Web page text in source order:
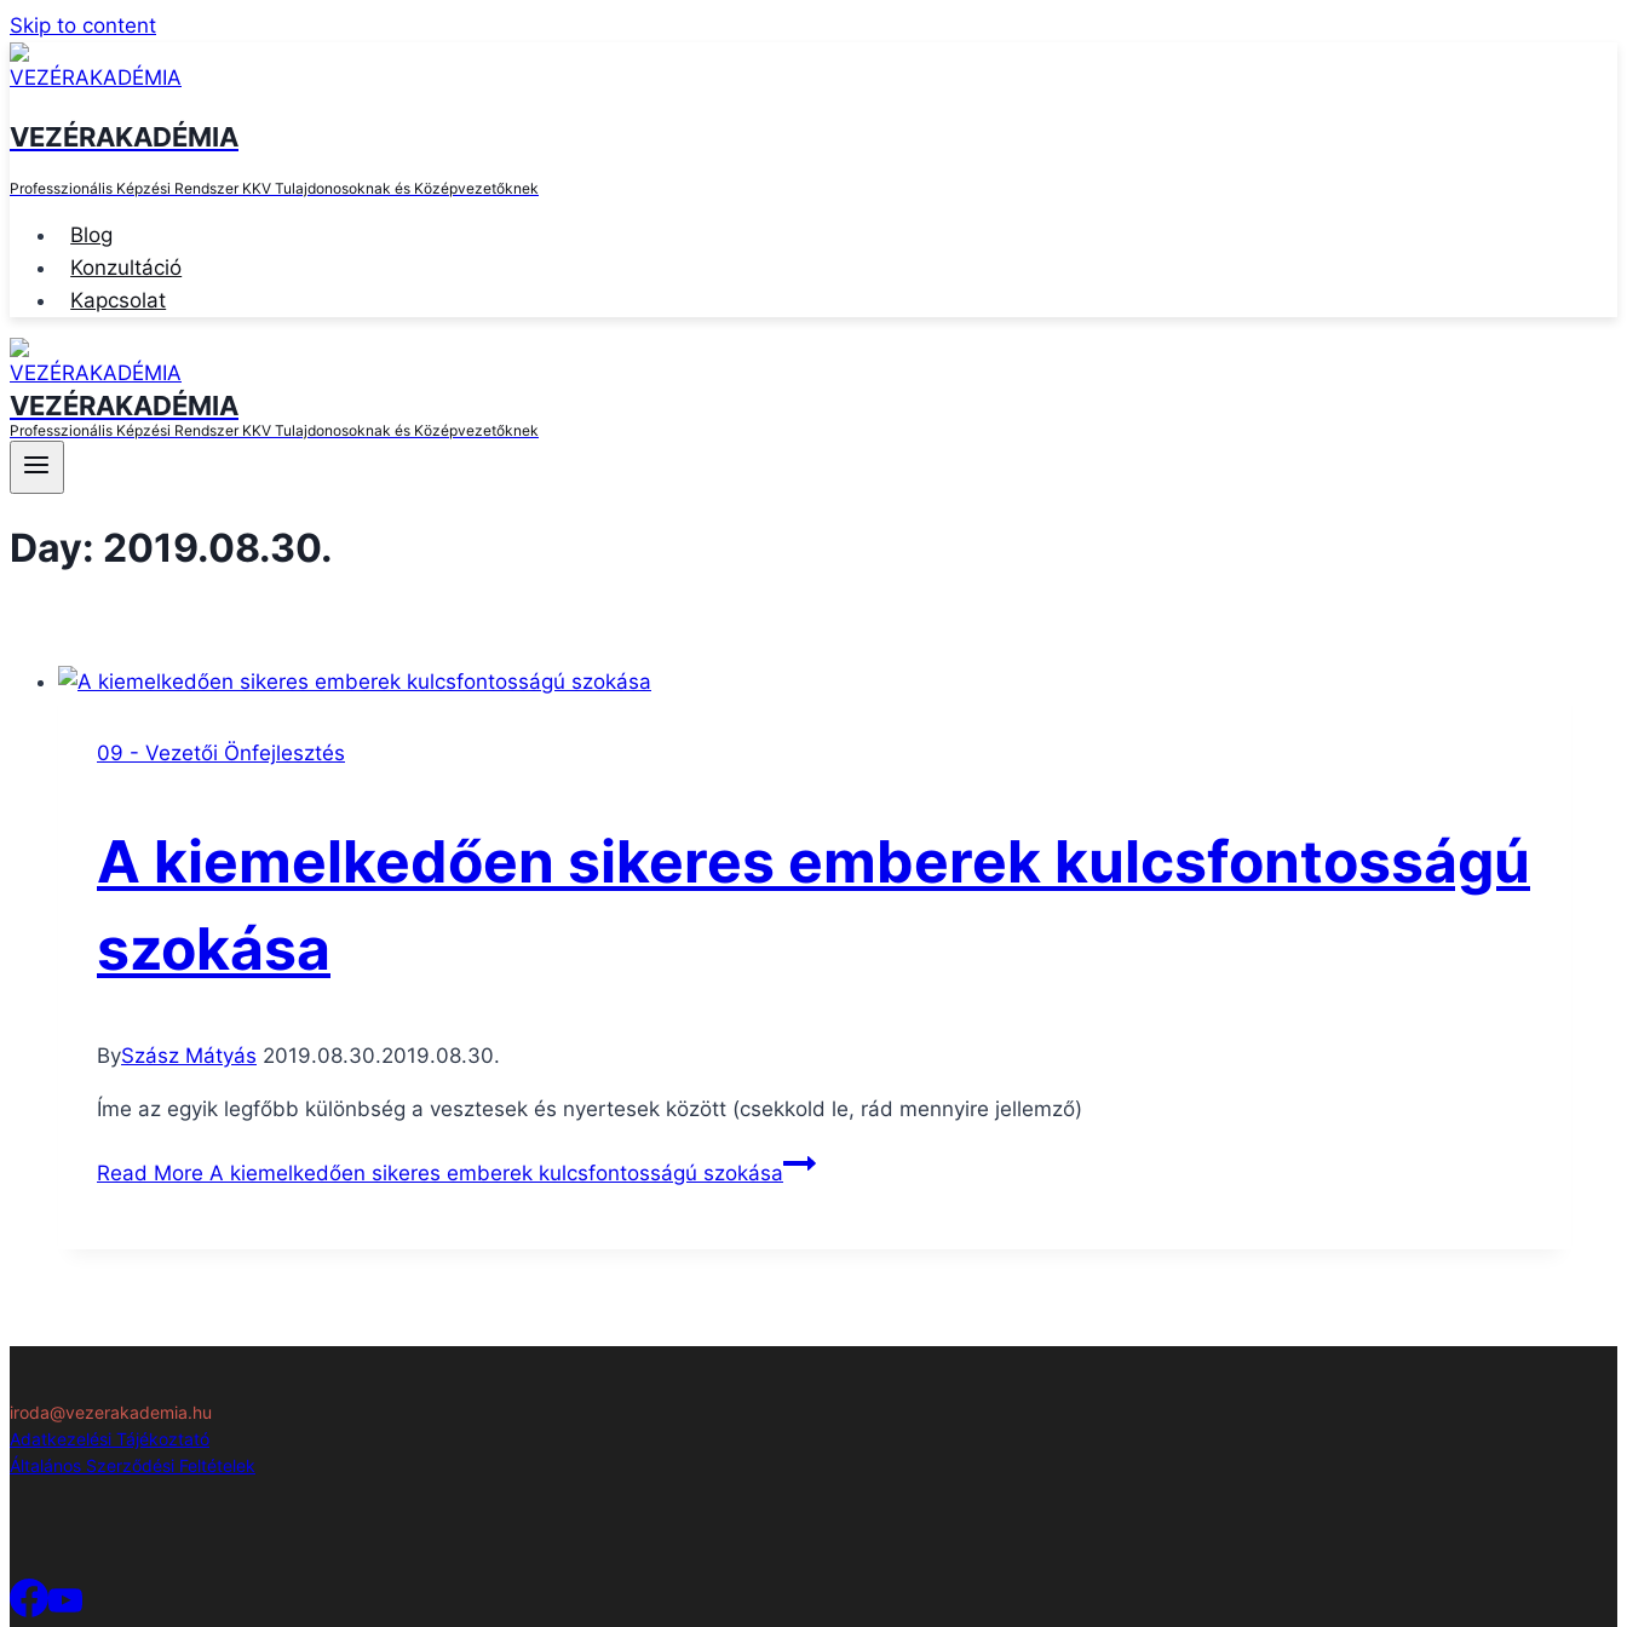
Skip to content
VEZÉRAKADÉMIA
Professzionális Képzési Rendszer KKV Tulajdonosoknak és Középvezetőknek
Blog
Konzultáció
Kapcsolat
VEZÉRAKADÉMIA
Professzionális Képzési Rendszer KKV Tulajdonosoknak és Középvezetőknek
Day: 2019.08.30.
09 - Vezetői Önfejlesztés
A kiemelkedően sikeres emberek kulcsfontosságú
szokása
BySzász Mátyás 2019.08.30.2019.08.30.
Íme az egyik legfőbb különbség a vesztesek és nyertesek között (csekkold le, rád mennyire jellemző)
Read More A kiemelkedően sikeres emberek kulcsfontosságú szokása
iroda@vezerakademia.hu
Adatkezelési Tájékoztató
Általános Szerződési Feltételek